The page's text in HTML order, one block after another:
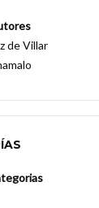
de Villar